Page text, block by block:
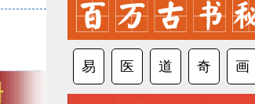
易 医 道 奇 画